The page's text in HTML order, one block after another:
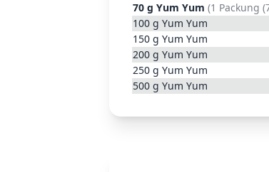
70 g Yum Yum (1 Packung
100 g Yum Yum
150 g Yum Yum
200 g Yum Yum
250 g Yum Yum
500 g Yum Yum